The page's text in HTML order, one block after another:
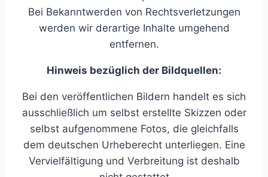
Bei Bekanntwerden von Rechtsverletzungen
werden wir derartige Inhalte umgehend
entfernen.
Hinweis bezüglich der Bildquellen:
Bei den veröffentlichen Bildern handelt es sich
ausschließlich um selbst erstellte Skizzen oder
selbst aufgenommene Fotos, die gleichfalls
dem deutschen Urheberecht unterliegen. Eine
Vervielfältigung und Verbreitung ist deshalb